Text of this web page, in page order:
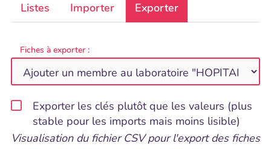
Listes
Importer Exporter
Fiches à exporter :
Exporter les clés plutôt que les valeurs (plus
stable pour les imports mais moins lisible)
Visualisation du fichier CSV pour l'export des fiches